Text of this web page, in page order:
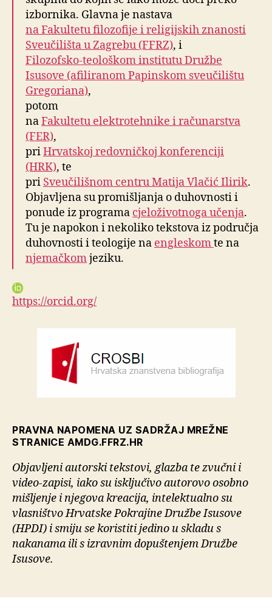
izbornika. Glavna je nastava
na Fakultetu filozofije i religijskih znanosti
Sveučilišta u Zagrebu (FFRZ), i
Filozofsko-teološkom institutu Družbe
Isusove (afiliranom Papinskom sveučilištu
Gregoriana),
potom
naFakultetu elektrotehnike i računarstva
(FER),
priHrvatskoj redovničkoj konferenciji
(HRK), te
pri Sveučilišnom centru Matija Vlačić Ilirik.
Objavljena su promišljanja o duhovnosti i
ponude iz programa cjeloživotnoga učenja.
Tu je napokon i nekoliko tekstova iz područja
duhovnosti i teologije na engleskomte na
njemačkomjeziku.
https://orcid.org/
PRAVNA NAPOMENA UZ SADRŽAJ MREŽNE
STRANICE AMDG.FFRZ.HR
Objavljeni autorski tekstovi, glazba te zvučni i
video-zapisi, iako su isključivo autorovo osobno
mišljenje i njegova kreacija, intelektualno su
vlasništvo Hrvatske Pokrajine Družbe Isusove
(HPDI) i smiju se koristiti jedino u skladu s
nakanama ili s izravnim dopuštenjem Družbe
Isusove.